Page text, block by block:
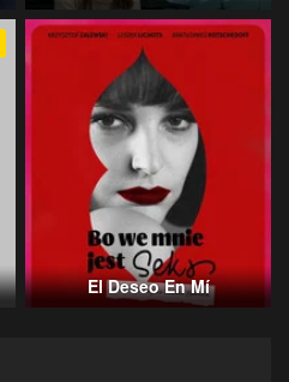
El Deseo En Mí